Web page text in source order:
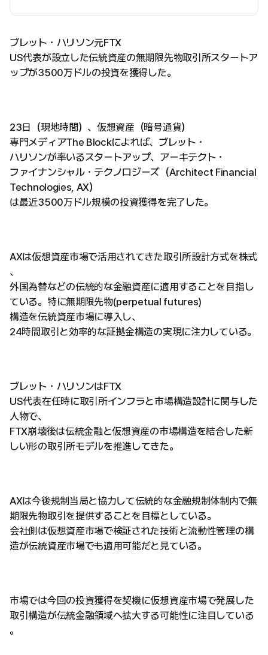
ブレット・ハリソン元FTX
US代表が設立した伝統資産の無期限先物取引所スタートア
ップが3500万ドルの投資を獲得した。
23日（現地時間）、仮想資産（暗号通貨）
専門メディアThe Blockによれば、ブレット・
ハリソンが率いるスタートアップ、アーキテクト・
ファイナンシャル・テクノロジーズ（Architect Financial
Technologies, AX）
は最近3500万ドル規模の投資獲得を完了した。
AXは仮想資産市場で活用されてきた取引所設計方式を株式
、
外国為替などの伝統的な金融資産に適用することを目指し
ている。特に無期限先物(perpetual futures)
構造を伝統資産市場に導入し、
24時間取引と効率的な証拠金構造の実現に注力している。
ブレット・ハリソンはFTX
US代表在任時に取引所インフラと市場構造設計に関与した
人物で、
FTX崩壊後は伝統金融と仮想資産の市場構造を結合した新
しい形の取引所モデルを推進してきた。
AXは今後規制当局と協力して伝統的な金融規制体制内で無
期限先物取引を提供することを目標としている。
会社側は仮想資産市場で検証された技術と流動性管理の構
造が伝統資産市場でも適用可能だと見ている。
市場では今回の投資獲得を契機に仮想資産市場で発展した
取引構造が伝統金融領域へ拡大する可能性に注目している
。